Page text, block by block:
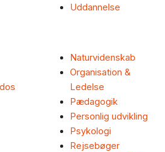
Uddannelse
Naturvidenskab
Organisation &
Ledelse
Pædagogik
Personlig udvikling
Psykologi
Rejsebøger